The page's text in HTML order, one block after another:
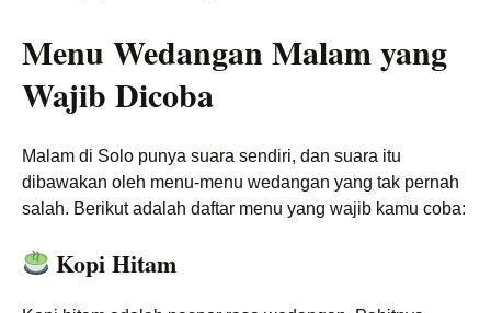
Menu Wedangan Malam yang
Wajib Dicoba
Malam di Solo punya suara sendiri, dan suara itu
dibawakan oleh menu-menu wedangan yang tak pernah
salah. Berikut adalah daftar menu yang wajib kamu coba:
Kopi Hitam